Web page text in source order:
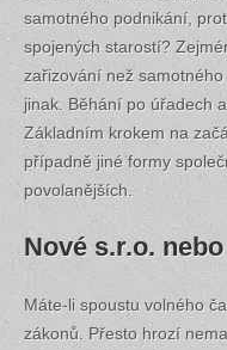
samotného podnikání,
spojených starostí?
zařizování než
jinak. Běhání po úřadech
Základním krokem na
případně jiné formy
povolanějších.
Nové s.r.o.
Máte-li spoustu volného
zákonů. Přesto hrozí